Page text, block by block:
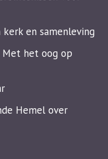
en samenleving
Met het oog op
Hemel over